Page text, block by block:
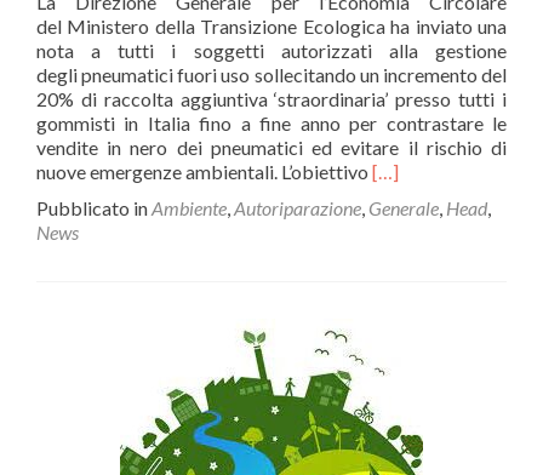
del Ministero della Transizione Ecologica ha inviato una
nota a tutti i soggetti autorizzati alla gestione
degli pneumatici fuori uso sollecitando un incremento del
20% di raccolta aggiuntiva ‘straordinaria’ presso tutti i
gommisti in Italia fino a fine anno per contrastare le
vendite in nero dei pneumatici ed evitare il rischio di
nuove emergenze ambientali. L’obiettivo Leggi
e
ad
aumentare
del
[…]
Pubblicato inAmbiente,Autoriparazione, Generale, Head,
News